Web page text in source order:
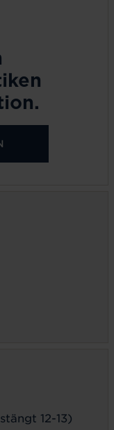
12-13)